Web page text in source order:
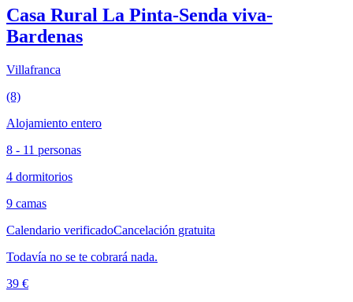
Casa Rural La Pinta-Senda viva-
Bardenas
Villafranca
(8)
Alojamiento entero
8 - 11 personas
4 dormitorios
9 camas
Calendario verificadoCancelación gratuita
Todavía no se te cobrará nada.
39 €